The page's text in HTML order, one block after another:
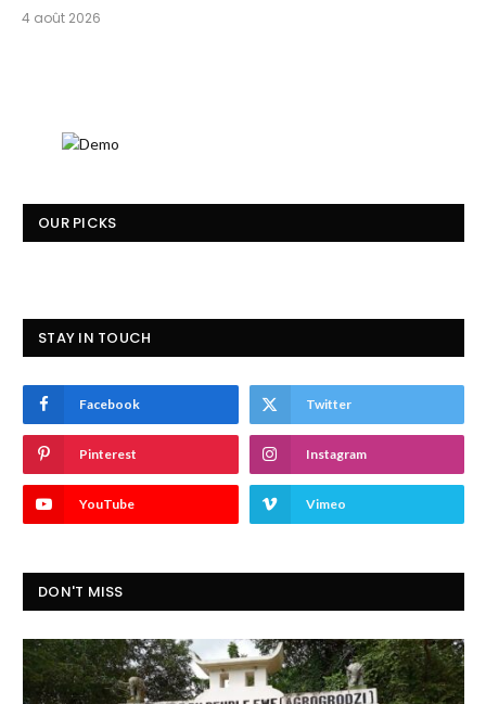
4 août 2026
OUR PICKS
STAY IN TOUCH
Facebook Twitter
Pinterest Instagram
YouTube Vimeo
DON'T MISS